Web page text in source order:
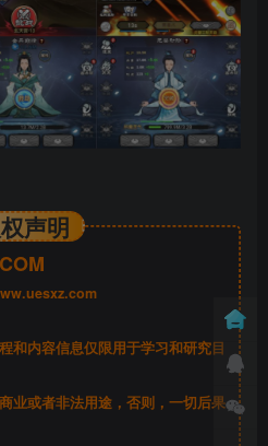
声明
和内容信息仅限用于学习和研究目
业或者非法用途，否则，一切后果